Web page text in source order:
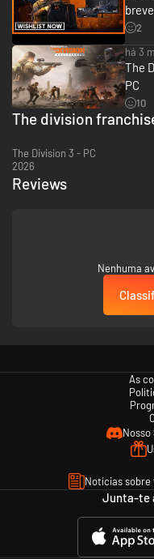
2
há 3
The
PC
10
The division
The Division 3 - PC
2026
Reviews
Nenhuma
As
Nosso
Notícias sobre
Junta-te